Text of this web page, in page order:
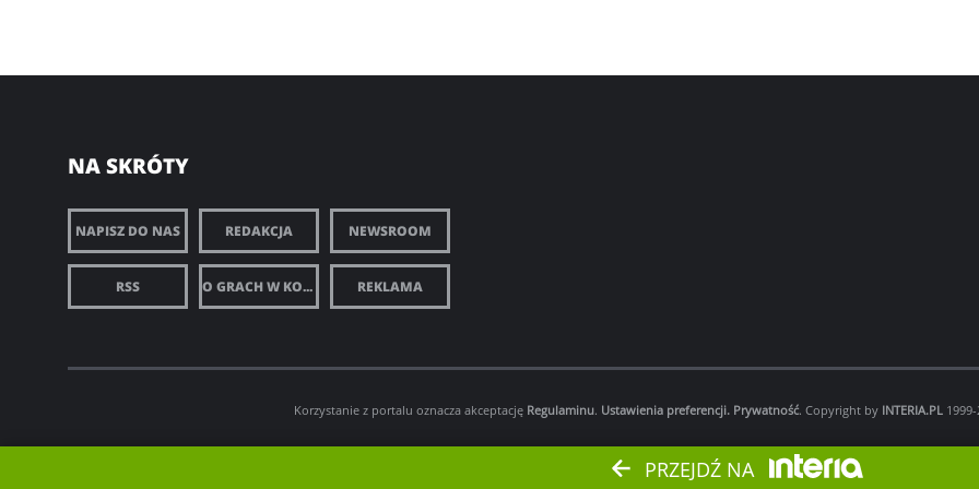
NA SKRÓTY
NAPISZ DO NAS REDAKCJA NEWSROOM
RSS O GRACH W KOMÓRCE REKLAMA
Korzystanie z portalu oznacza akceptację Regulaminu. Ustawienia preferencji. Prywatność. Copyright by INTERIA.PL
PRZEJDŹ NA